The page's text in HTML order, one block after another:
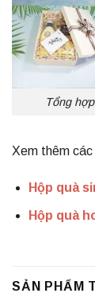
Tổng
Xem thêm các
Hộp quà
Hộp quà
SẢN PHẨM